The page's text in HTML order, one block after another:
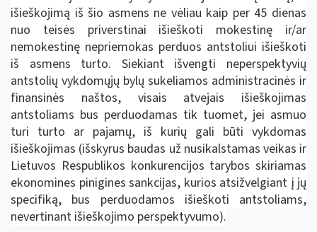
išieškojimą iš šio asmens ne vėliau kaip per 45 dienas
nuo teisės priverstinai išieškoti mokestinę ir/ar
nemokestinę nepriemokas perduos antstoliui išieškoti
iš asmens turto. Siekiant išvengti neperspektyvių
antstolių vykdomųjų bylų sukeliamos administracinės ir
finansinės naštos, visais atvejais išieškojimas
antstoliams bus perduodamas tik tuomet, jei asmuo
turi turto ar pajamų, iš kurių gali būti vykdomas
išieškojimas (išskyrus baudas už nusikalstamas veikas ir
Lietuvos Respublikos konkurencijos tarybos skiriamas
ekonomines pinigines sankcijas, kurios atsižvelgiant į jų
specifiką, bus perduodamos išieškoti antstoliams,
nevertinant išieškojimo perspektyvumo).